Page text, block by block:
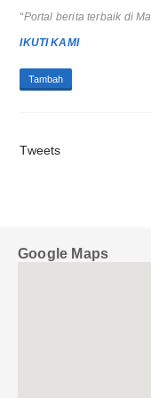
“Portal berita terbaik di
IKUTI KAMI
Pra RAT KSP CU Hati
Tambah
Tweets
Google Maps